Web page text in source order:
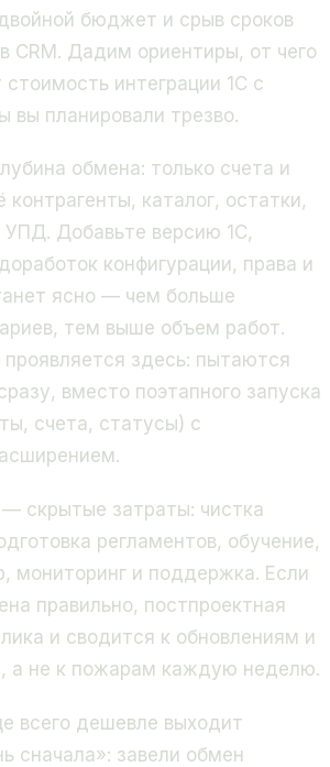
бюджет и срыв сроков
CRM. Дадим ориентиры, от чего
стоимость интеграции 1С с
вы планировали трезво.
обмена: только счета и
каталог, остатки,
Добавьте версию 1С,
конфигурации, права и
ясно — чем больше
тем выше объем работ.
здесь: пытаются
вместо поэтапного запуска
счета, статусы) с
скрытые затраты: чистка
регламентов, обучение,
мониторинг и поддержка. Если
правильно, постпроектная
и сводится к обновлениям и
а не к пожарам каждую неделю.
всего дешевле выходит
сначала»: завели обмен